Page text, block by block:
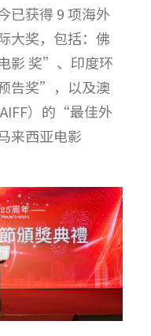
已获得 9 项海外
大奖，包括：佛
影 奖”、印度环
告奖”，以及澳
）的“最佳外
来西亚电影